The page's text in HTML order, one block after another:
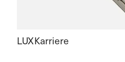
LUXKarriere